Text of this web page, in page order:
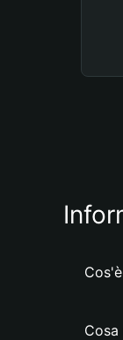
Cosa